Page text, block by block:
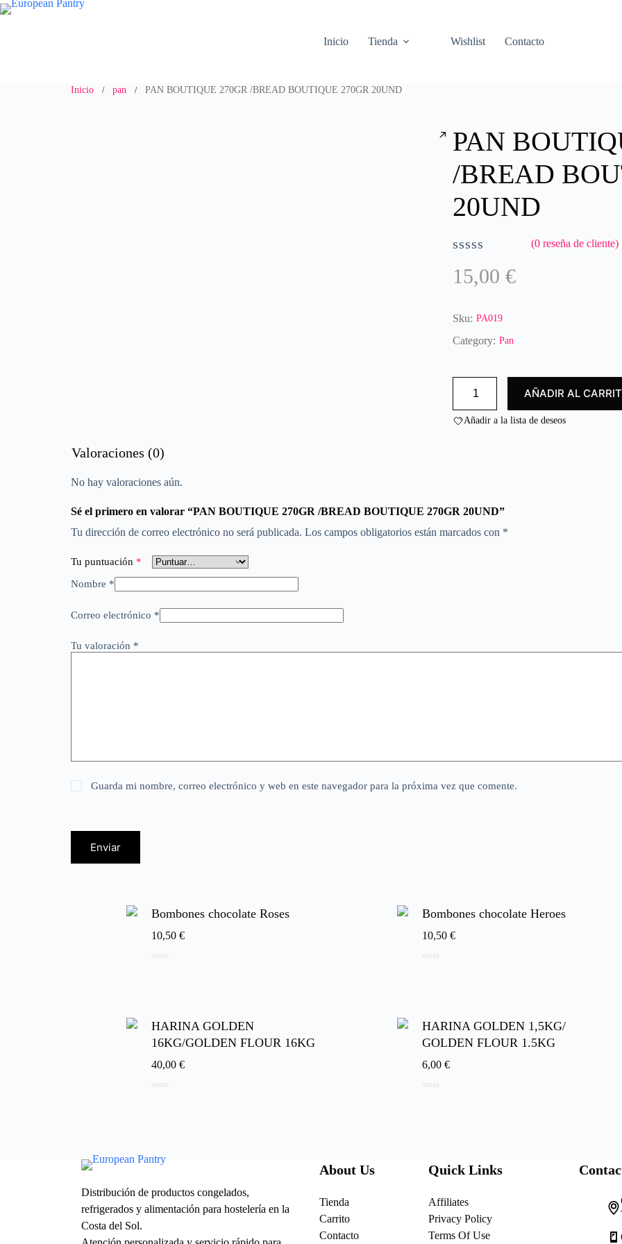
Saltar
al
Inicio
Tienda Wishlist Contacto
Inicio / pan / PAN BOUTIQUE 270GR /BREAD BOUTIQUE 270GR 20UND
PAN
/BREAD
20UND
r
a
d
c
0
(0 reseña de cliente)
15,00 €
Sku: PA019
Category: Pan
BOUTIQUE
/BREAD
AÑADIR AL
Añadir a la lista de deseos
Valoraciones (0)
No hay valoraciones aún.
Sé el primero en valorar “PAN BOUTIQUE 270GR /BREAD BOUTIQUE 270GR 20UND”
Tu dirección de correo electrónico no será publicada. Los campos obligatorios están marcados con *
Tu puntuación *
Nombre *
Correo electrónico *
Tu valoración *
Guarda mi nombre, correo electrónico y web en este navegador para la próxima vez que comente.
Enviar
Bombones chocolate Roses
10,50 €
Bombones chocolate Heroes
10,50 €
HARINA GOLDEN
16KG/GOLDEN FLOUR 16KG
40,00 €
HARINA GOLDEN 1,5KG/
GOLDEN FLOUR 1.5KG
6,00 €
Distribución de productos congelados,
refrigerados y alimentación para hostelería en la
Costa del Sol.
About Us
Tienda
Carrito
Contacto
Quick Links
Affiliates
Privacy Policy
Terms Of Use